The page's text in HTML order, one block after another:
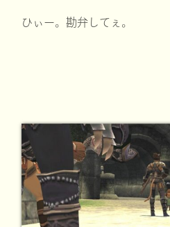
ひぃー。勘弁してぇ。